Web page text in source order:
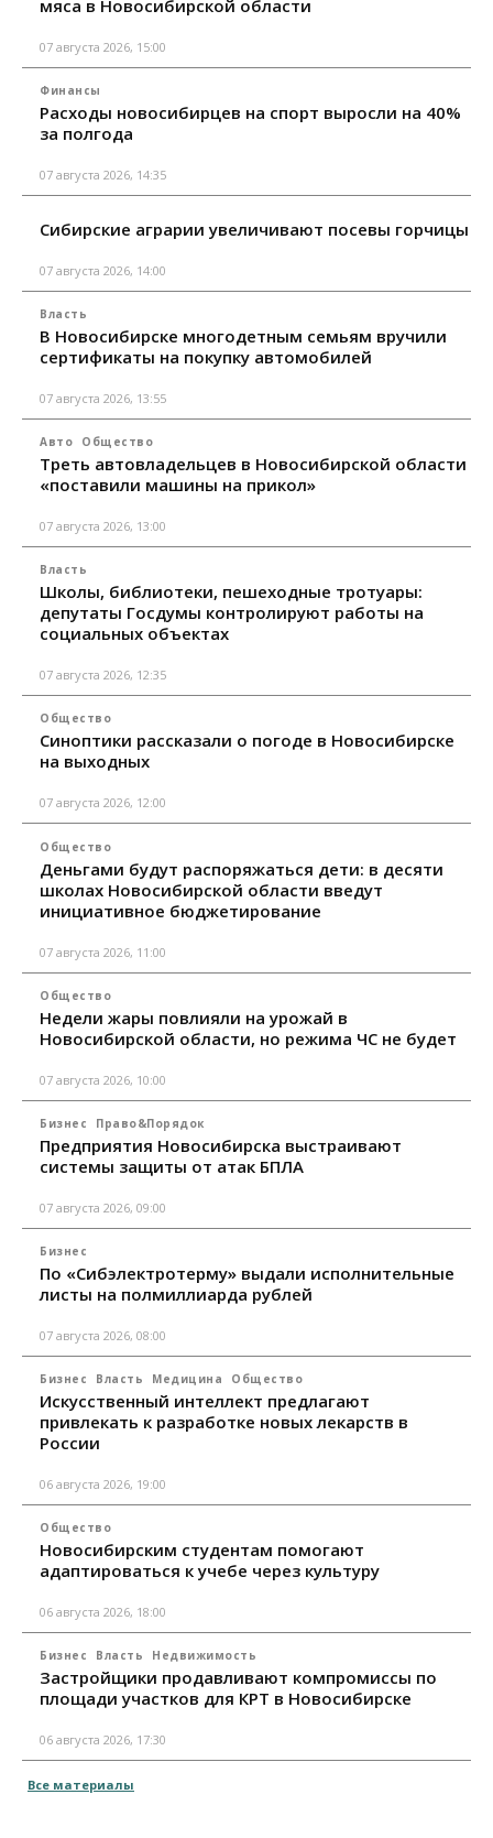
мяса в Новосибирской области
07 августа 2026, 15:00
Финансы
Расходы новосибирцев на спорт выросли на 40%
за полгода
07 августа 2026, 14:35
Сибирские аграрии увеличивают посевы горчицы
07 августа 2026, 14:00
Власть
В Новосибирске многодетным семьям вручили
сертификаты на покупку автомобилей
07 августа 2026, 13:55
Авто Общество
Треть автовладельцев в Новосибирской области
«поставили машины на прикол»
07 августа 2026, 13:00
Власть
Школы, библиотеки, пешеходные тротуары:
депутаты Госдумы контролируют работы на
социальных объектах
07 августа 2026, 12:35
Общество
Синоптики рассказали о погоде в Новосибирске
на выходных
07 августа 2026, 12:00
Общество
Деньгами будут распоряжаться дети: в десяти
школах Новосибирской области введут
инициативное бюджетирование
07 августа 2026, 11:00
Общество
Недели жары повлияли на урожай в
Новосибирской области, но режима ЧС не будет
07 августа 2026, 10:00
Бизнес Право&Порядок
Предприятия Новосибирска выстраивают
системы защиты от атак БПЛА
07 августа 2026, 09:00
Бизнес
По «Сибэлектротерму» выдали исполнительные
листы на полмиллиарда рублей
07 августа 2026, 08:00
Бизнес Власть Медицина Общество
Искусственный интеллект предлагают
привлекать к разработке новых лекарств в
России
06 августа 2026, 19:00
Общество
Новосибирским студентам помогают
адаптироваться к учебе через культуру
06 августа 2026, 18:00
Бизнес Власть Недвижимость
Застройщики продавливают компромиссы по
площади участков для КРТ в Новосибирске
06 августа 2026, 17:30
Все материалы